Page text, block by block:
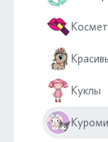
Куклы